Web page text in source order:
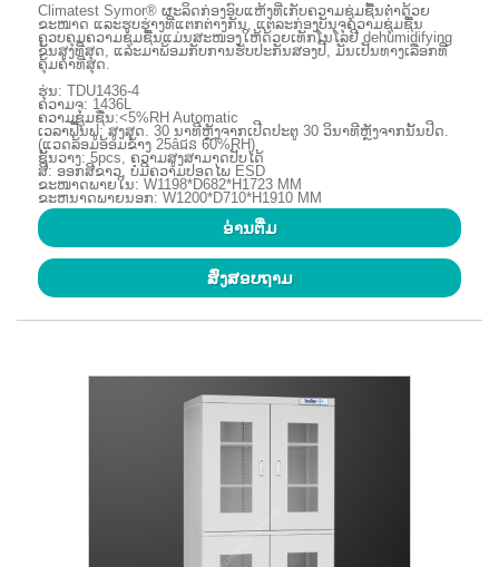
Climatest Symor® ຜະລິດກ່ອງອົບແຫ້ງທີ່ເກັບຄວາມຊຸ່ມຊື້ນຕ່ຳດ້ວຍ
ຂະໜາດ ແລະຮູບຮ່າງທີ່ແຕກຕ່າງກັນ, ແຕ່ລະກ່ອງບັນຈຸຄວາມຊຸ່ມຊື້ນ
ຄວບຄຸມຄວາມຊຸ່ມຊື້ນແມ່ນສະໜອງໃຫ້ດ້ວຍເທັກໂນໂລຢີ dehumidifying
ຂັ້ນສູງທີ່ສຸດ, ແລະມາພ້ອມກັບການຮັບປະກັນສອງປີ, ມັນເປັນທາງເລືອກທີ່
ຄຸ້ມຄ່າທີ່ສຸດ.
ຮຸ່ນ: TDU1436-4
ຄວາມຈຸ: 1436L
ຄວາມຊຸ່ມຊື່ນ:<5%RH Automatic
ເວລາຟື້ນຟູ: ສູງສຸດ. 30 ນາທີຫຼັງຈາກເປີດປະຕູ 30 ວິນາທີຫຼັງຈາກນັ້ນປິດ.
(ແວດລ້ອມອ້ອມຂ້າງ 25âជន​ 60%RH)
ຊັ້ນວາງ: 5pcs, ຄວາມສູງສາມາດປັບໄດ້
ສີ: ອອກສີຂາວ, ບໍ່ມີຄວາມປອດໄພ ESD
ຂະໜາດພາຍໃນ: W1198*D682*H1723 MM
ຂະຫນາດພາຍນອກ: W1200*D710*H1910 MM
ອ່ານ​ຕື່ມ
ສົ່ງສອບຖາມ